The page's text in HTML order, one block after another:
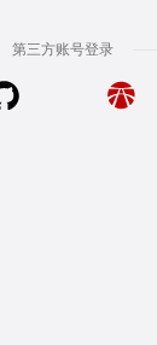
第三方账号登录